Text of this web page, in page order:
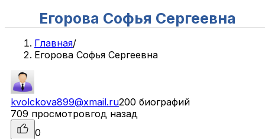
Егорова Софья Сергеевна
Главная/
Егорова Софья Сергеевна
kvolckova899@xmail.ru200 биографий
709 просмотровгод назад
0